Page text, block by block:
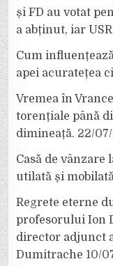
și FD au votat
a abținut, iar
Cum
apei acuratețea
Vremea în
torențiale până
dimineață. 22/
Casă de vânzare
utilată și
Regrete eterne
profesorului Ion
director adjunct
Dumitrache 10/